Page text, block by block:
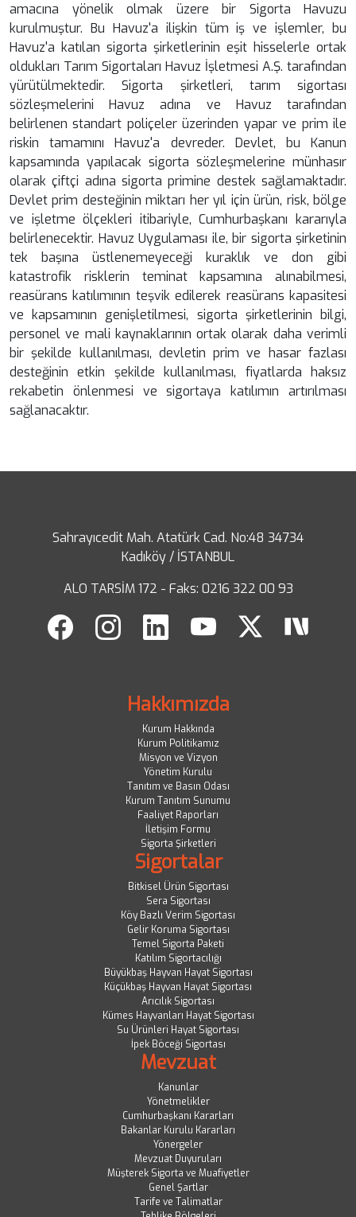
amacına yönelik olmak üzere bir Sigorta Havuzu
kurulmuştur. Bu Havuz'a ilişkin tüm iş ve işlemler, bu
Havuz'a katılan sigorta şirketlerinin eşit hisselerle ortak
oldukları Tarım Sigortaları Havuz İşletmesi A.Ş. tarafından
yürütülmektedir. Sigorta şirketleri, tarım sigortası
sözleşmelerini Havuz adına ve Havuz tarafından
belirlenen standart poliçeler üzerinden yapar ve prim ile
riskin tamamını Havuz'a devreder. Devlet, bu Kanun
kapsamında yapılacak sigorta sözleşmelerine münhasır
olarak çiftçi adına sigorta primine destek sağlamaktadır.
Devlet prim desteğinin miktarı her yıl için ürün, risk, bölge
ve işletme ölçekleri itibariyle, Cumhurbaşkanı kararıyla
belirlenecektir. Havuz Uygulaması ile, bir sigorta şirketinin
tek başına üstlenemeyeceği kuraklık ve don gibi
katastrofik risklerin teminat kapsamına alınabilmesi,
reasürans katılımının teşvik edilerek reasürans kapasitesi
ve kapsamının genişletilmesi, sigorta şirketlerinin bilgi,
personel ve mali kaynaklarının ortak olarak daha verimli
bir şekilde kullanılması, devletin prim ve hasar fazlası
desteğinin etkin şekilde kullanılması, fiyatlarda haksız
rekabetin önlenmesi ve sigortaya katılımın artırılması
sağlanacaktır.
Sahrayıcedit Mah. Atatürk Cad. No:48 34734
Kadıköy / İSTANBUL
ALO TARSİM 172 - Faks: 0216 322 00 93
Hakkımızda
Kurum Hakkında
Kurum Politikamız
Misyon ve Vizyon
Yönetim Kurulu
Tanıtım ve Basın Odası
Kurum Tanıtım Sunumu
Faaliyet Raporları
İletişim Formu
Sigorta Şirketleri
Sigortalar
Bitkisel Ürün Sigortası
Sera Sigortası
Köy Bazlı Verim Sigortası
Gelir Koruma Sigortası
Temel Sigorta Paketi
Katılım Sigortacılığı
Büyükbaş Hayvan Hayat Sigortası
Küçükbaş Hayvan Hayat Sigortası
Arıcılık Sigortası
Kümes Hayvanları Hayat Sigortası
Su Ürünleri Hayat Sigortası
İpek Böceği Sigortası
Mevzuat
Kanunlar
Yönetmelikler
Cumhurbaşkanı Kararları
Bakanlar Kurulu Kararları
Yönergeler
Mevzuat Duyuruları
Müşterek Sigorta ve Muafiyetler
Genel Şartlar
Tarife ve Talimatlar